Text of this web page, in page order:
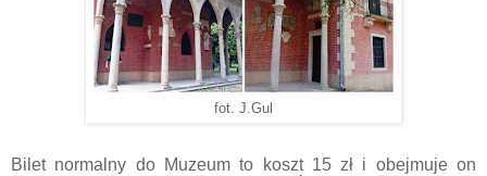
fot. J.Gul
Bilet normalny do Muzeum to koszt 15 zł i obejmuje on